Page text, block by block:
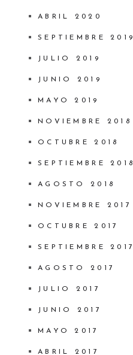
ABRIL 2020
SEPTIEMBRE 2019
JULIO 2019
JUNIO 2019
MAYO 2019
NOVIEMBRE 2018
OCTUBRE 2018
SEPTIEMBRE 2018
AGOSTO 2018
NOVIEMBRE 2017
OCTUBRE 2017
SEPTIEMBRE 2017
AGOSTO 2017
JULIO 2017
JUNIO 2017
MAYO 2017
ABRIL 2017